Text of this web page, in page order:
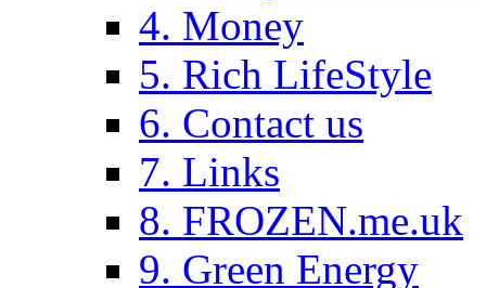
4. Money
5. Rich LifeStyle
6. Contact us
7. Links
8. FROZEN.me.uk
9. Green Energy